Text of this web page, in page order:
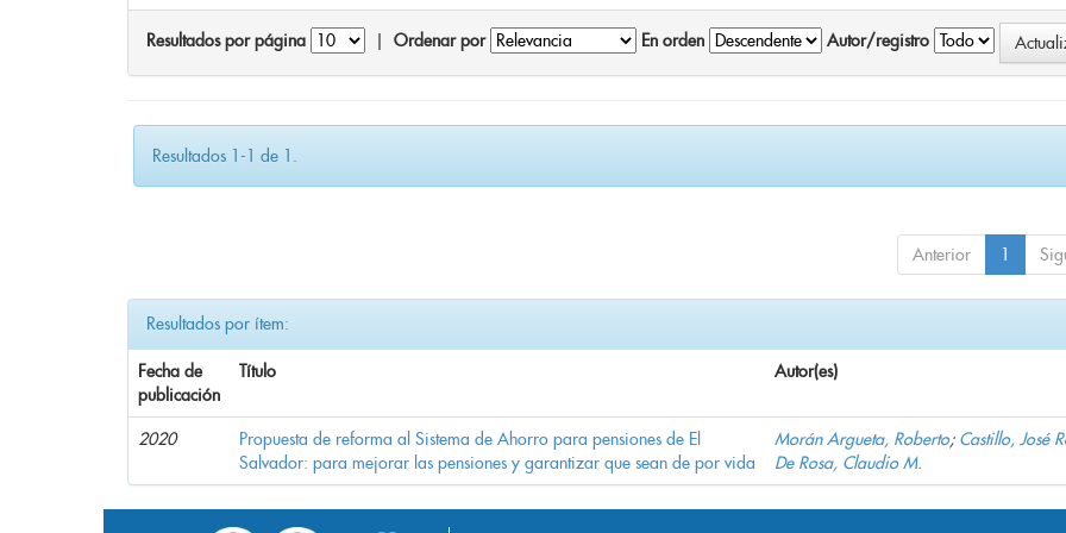
Resultados por página Ordenar por En orden Autor/registro
Resultados 1-1 de 1.
Anterior 1
Resultados por ítem:
Fecha de
publicación
Título Autor(es)
2020
Propuesta de reforma al Sistema de Ahorro para pensiones de El
Salvador: para mejorar las pensiones y garantizar que sean de por vida
Morán Argueta, Roberto; Castillo, José
De Rosa, Claudio M.